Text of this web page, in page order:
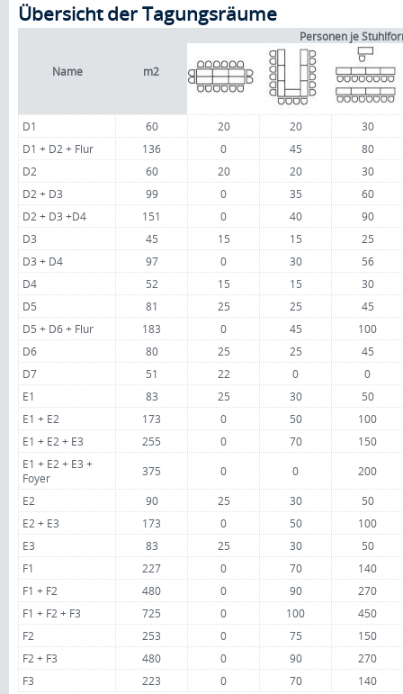
Übersicht der Tagungsräume
Name m2
Personen je
D1 60 20 20
30
D1 + D2 + Flur
136 0 45
80
D2
60 20 20
30
D2 + D3
99 0 35
60
D2 + D3 +D4
151 0 40
90
D3
45 15 15
25
D3 + D4
97 0 30
56
D4
52 15 15
30
D5
81 25 25
45
D5 + D6 + Flur
183 0 45
100
D6
80 25 25
45
D7
51 22 0
0
E1
83 25 30
50
E1 + E2
173 0 50
100
E1 + E2 + E3
255 0 70
150
E1 + E2 + E3 +
Foyer
375 0 0 200
E2 90 25 30
50
E2 + E3
173 0 50
100
E3
83 25 30
50
F1
227 0 70
140
F1 + F2
480 0 90
270
F1 + F2 + F3
725 0 100
450
F2
253 0 75
150
F2 + F3
480 0 90
270
F3
223 0 70 140